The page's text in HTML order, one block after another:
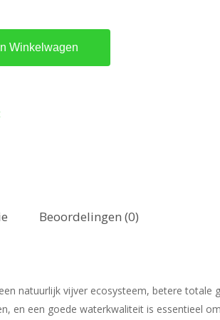
Winkelwagen
Beoordelingen (0)
natuurlijk vijver ecosysteem, betere totale
en een goede waterkwaliteit is essentieel